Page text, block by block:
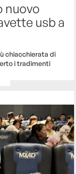
nuovo
usb a
chiacchierata di
i tradimenti